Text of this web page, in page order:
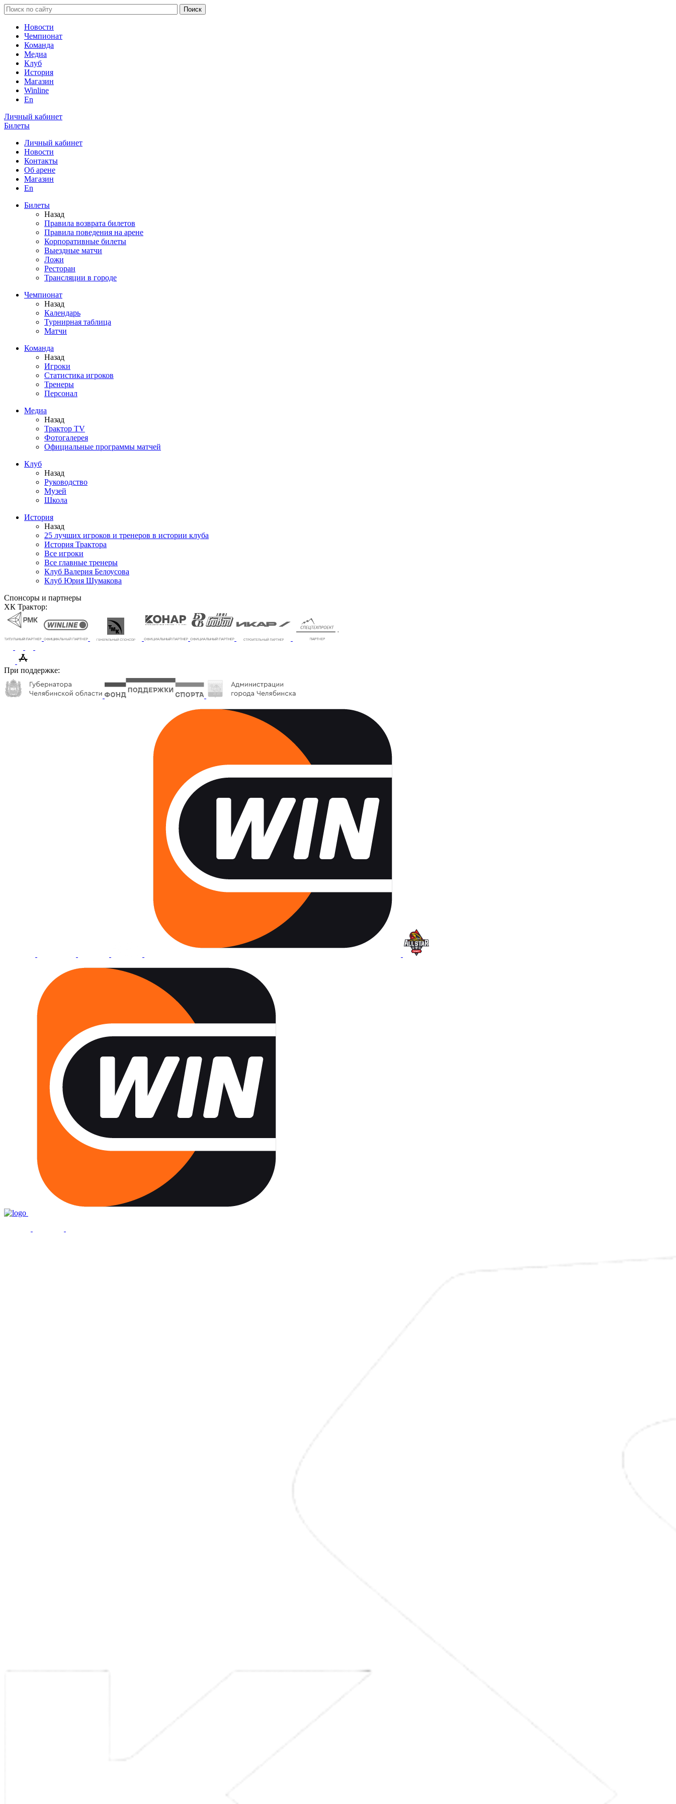
Новости
Чемпионат
Команда
Медиа
Клуб
История
Магазин
Winline
En
Личный кабинет
Билеты
Личный кабинет
Новости
Контакты
Об арене
Магазин
En
Билеты
Назад
Правила возврата билетов
Правила поведения на арене
Корпоративные билеты
Выездные матчи
Ложи
Ресторан
Трансляции в городе
Чемпионат
Назад
Календарь
Турнирная таблица
Матчи
Команда
Назад
Игроки
Статистика игроков
Тренеры
Персонал
Медиа
Назад
Трактор TV
Фотогалерея
Официальные программы матчей
Клуб
Назад
Руководство
Музей
Школа
История
Назад
25 лучших игроков и тренеров в истории клуба
История Трактора
Все игроки
Все главные тренеры
Клуб Валерия Белоусова
Клуб Юрия Шумакова
Спонсоры и партнеры
ХК Трактор:
При поддержке: